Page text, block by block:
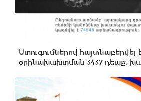
Ստուգումներով հայտնաբերվել
օրինախախտման 3437 դեպք,